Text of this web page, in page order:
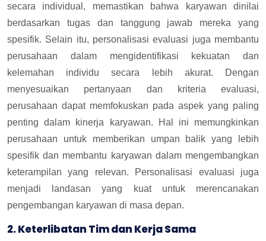
secara individual, memastikan bahwa karyawan dinilai
berdasarkan tugas dan tanggung jawab mereka yang
spesifik. Selain itu, personalisasi evaluasi juga membantu
perusahaan dalam mengidentifikasi kekuatan dan
kelemahan individu secara lebih akurat. Dengan
menyesuaikan pertanyaan dan kriteria evaluasi,
perusahaan dapat memfokuskan pada aspek yang paling
penting dalam kinerja karyawan. Hal ini memungkinkan
perusahaan untuk memberikan umpan balik yang lebih
spesifik dan membantu karyawan dalam mengembangkan
keterampilan yang relevan. Personalisasi evaluasi juga
menjadi landasan yang kuat untuk merencanakan
pengembangan karyawan di masa depan.
2. Keterlibatan Tim dan Kerja Sama